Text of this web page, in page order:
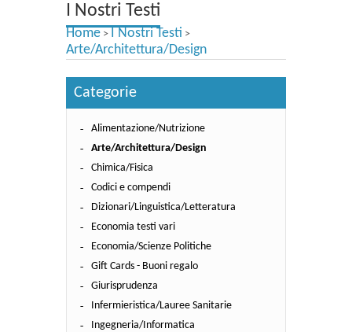
Testi scolastici
Carta Cultura e Carta del Merito - Carta Docente
I Nostri Testi
Home > I Nostri Testi >
Arte/Architettura/Design
Categorie
Alimentazione/Nutrizione
Arte/Architettura/Design
Chimica/Fisica
Codici e compendi
Dizionari/Linguistica/Letteratura
Economia testi vari
Economia/Scienze Politiche
Gift Cards - Buoni regalo
Giurisprudenza
Infermieristica/Lauree Sanitarie
Ingegneria/Informatica